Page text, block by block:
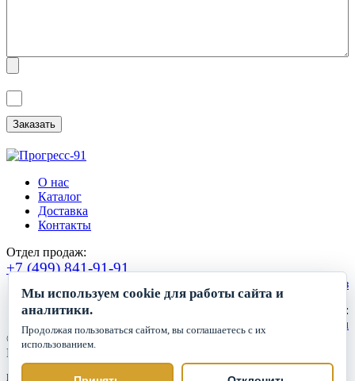
О нас
Каталог
Доставка
Контакты
Отдел продаж:
+7 (499) 841-91-91
Сделать заказ
Круглосуточный прием заявок:
zakaz1@progress91.ru
©2019-2026. ООО «ГК Прогресс»
Все права защищены.
Политика обработки персональных данных
Мы используем cookie для работы сайта и
аналитики.
Продолжая пользоваться сайтом, вы соглашаетесь с их
использованием.